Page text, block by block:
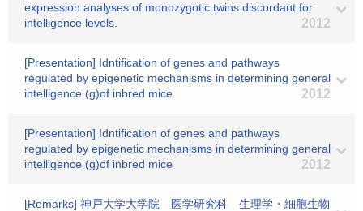
expression analyses of monozygotic twins discordant for
intelligence levels.
2012
[Presentation] Idntification of genes and pathways
regulated by epigenetic mechanisms in determining general
intelligence (g)of inbred mice
2012
[Presentation] Idntification of genes and pathways
regulated by epigenetic mechanisms in determining general
intelligence (g)of inbred mice
2012
[Remarks] 神戸大学大学院 医学研究科 生理学・細胞生物